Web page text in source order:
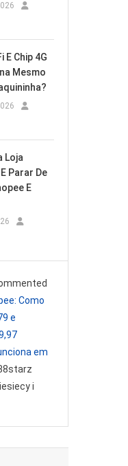
E Chip 4G
Mesmo
Loja
Parar De
E
Como
e
em
i